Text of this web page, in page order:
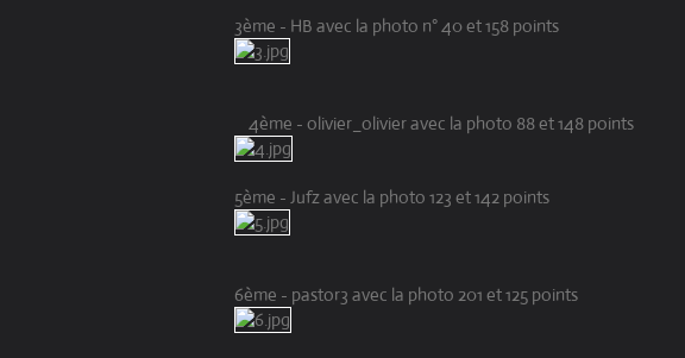
3ème - HB avec la photo n° 40 et 158 points
4ème - olivier_olivier avec la photo 88 et 148 points
5ème - Jufz avec la photo 123 et 142 points
6ème - pastor3 avec la photo 201 et 125 points